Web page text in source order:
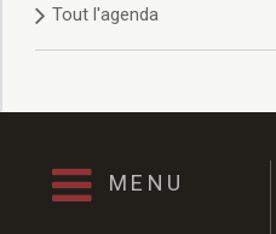
Délibérations 2019
Délibérations 2018
Délibérations 2014
Délibérations 2013
Tout l'agenda
MENU